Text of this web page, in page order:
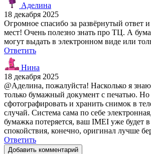
Аделина
18 декабря 2025
Огромное спасибо за развёрнутый ответ
мест! Очень полезно знать про ТЦ. А
могут выдать в электронном виде или
Ответить
Нина
18 декабря 2025
@Аделина, пожалуйста! Насколько я
только бумажный документ с печатью.
сфотографировать и хранить снимок в
случай. Система сама по себе
бумажка потеряется, ваш IMEI уже будет
спокойствия, конечно, оригинал лучше
Ответить
Добавить комментарий